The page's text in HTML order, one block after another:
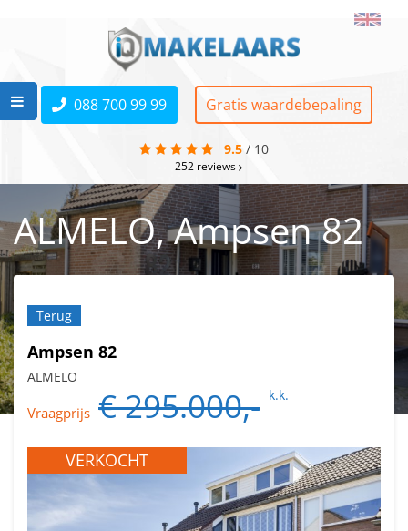
088 700 99 99 Gratis waardebepaling
9.5 / 10
252 reviews
ALMELO, Ampsen 82
Terug
Ampsen 82
ALMELO
Vraagprijs € 295.000,- k.k.
VERKOCHT